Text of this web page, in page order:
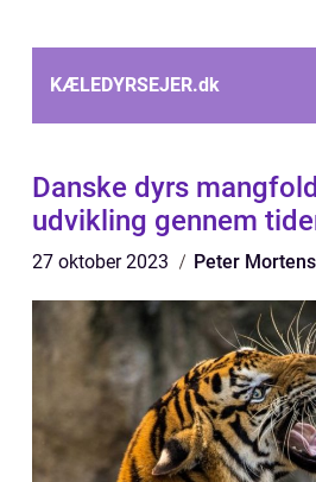
KÆLEDYRSEJER.dk
Danske dyrs
udvikling gennem
27 oktober 2023 Peter